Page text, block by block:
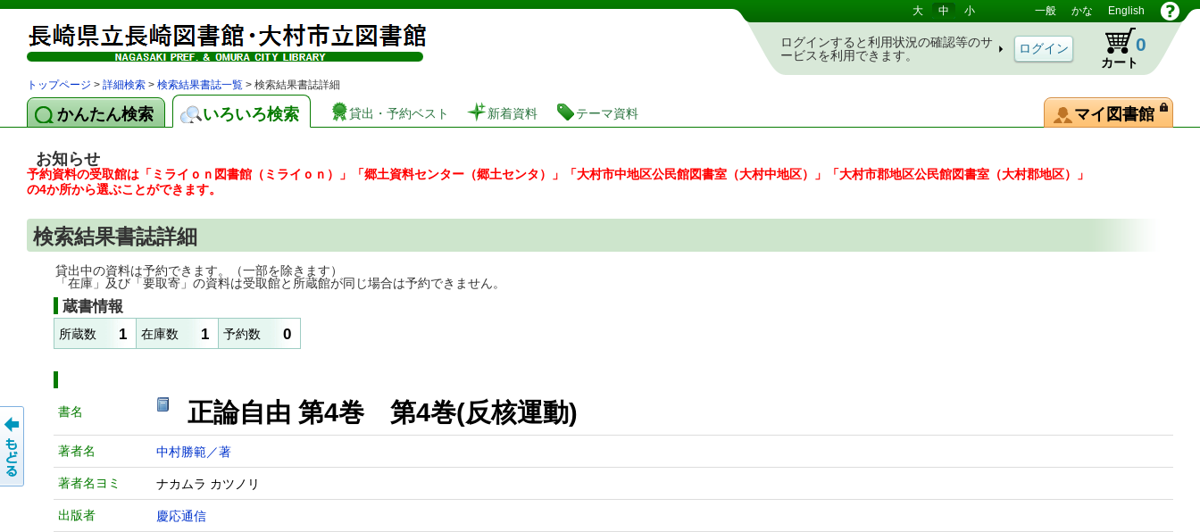
図書館 蔵書検索・予約システム 大 中 小 一般 かな English
ログインすると利用状況の確認等のサ
ービスを利用できます。
カート
0
トップページ > 詳細検索 > 検索結果書誌一覧 > 検索結果書誌詳細
かんたん検索 いろいろ検索 貸出・予約ベスト 新着資料 テーマ資料 マイ図書館
お知らせ
予約資料の受取館は「ミライｏｎ図書館（ミライｏｎ）」「郷土資料センター（郷土センタ）」「大村市中地区公民館図書室（大村中地区）」「大村市郡地区公民館図書室（大村郡地区）」
の4か所から選ぶことができます。
検索結果書誌詳細
貸出中の資料は予約できます。（一部を除きます）
「在庫」及び「要取寄」の資料は受取館と所蔵館が同じ場合は予約できません。
蔵書情報
所蔵数 1 在庫数 1 予約数 0
書名 正論自由 第4巻 第4巻(反核運動)
著者名 中村勝範／著
著者名ヨミ ナカムラ カツノリ
出版者 慶応通信